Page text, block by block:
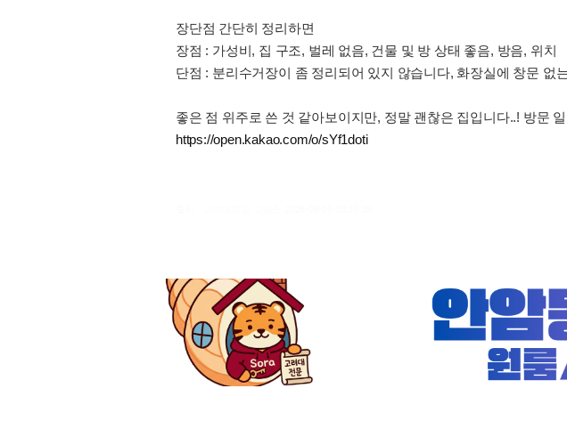
장단점 간단히 정리하면
장점 : 가성비, 집 구조, 벌레 없음, 건물 및 방 상태 좋음, 방음, 위치
단점 : 분리수거장이 좀 정리되어 있지 않습니다, 화장실에 창문 없
좋은 점 위주로 쓴 것 같아보이지만, 정말 괜찮은 집입니다..! 방문
https://open.kakao.com/o/sYf1doti